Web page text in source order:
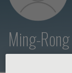
Ming-